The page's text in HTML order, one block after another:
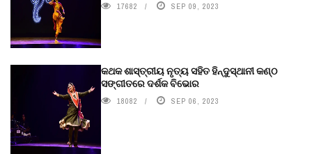
17682 SEP 09, 2023
କଥକ ଶାସ୍ତ୍ରୀୟ ନୃତ୍ୟ ସହିତ ହିନ୍ଦୁସ୍ଥାନୀ କଣ୍ଠ
ସଙ୍ଗୀତରେ ଦର୍ଶକ ବିଭୋର
18082 SEP 06, 2023